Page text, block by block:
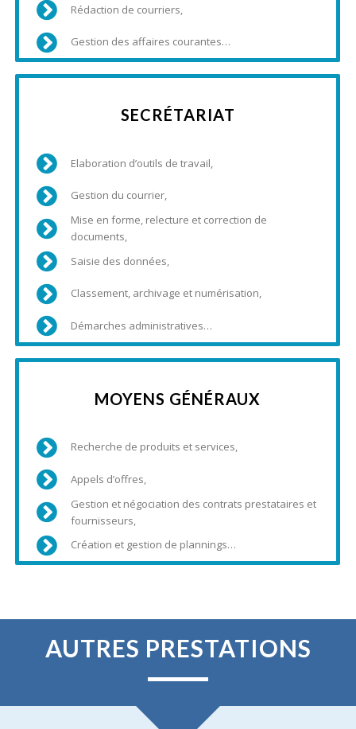
Rédaction de courriers,
Gestion des affaires courantes…
SECRÉTARIAT
Elaboration d’outils de travail,
Gestion du courrier,
Mise en forme, relecture et correction de
documents,
Saisie des données,
Classement, archivage et numérisation,
Démarches administratives…
MOYENS GÉNÉRAUX
Recherche de produits et services,
Appels d’offres,
Gestion et négociation des contrats prestataires et
fournisseurs,
Création et gestion de plannings…
AUTRES PRESTATIONS